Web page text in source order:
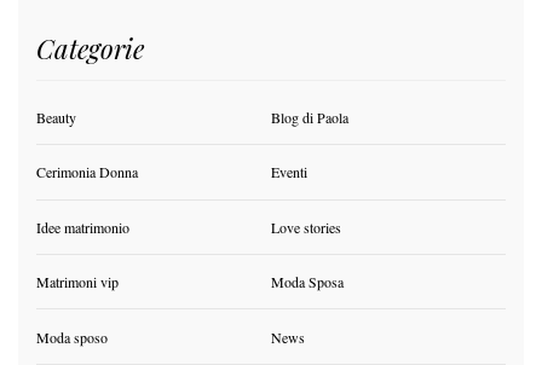
Categorie
Beauty Blog di Paola
Cerimonia Donna Eventi
Idee matrimonio Love stories
Matrimoni vip Moda Sposa
Moda sposo News